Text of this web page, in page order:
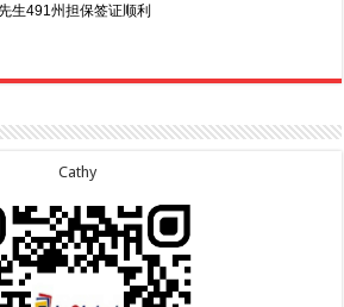
签证顺利下签，三年多
移民签证顺利下签！
母签证顺利下签！
学生签证顺利
生491州担保签证顺利
签证顺利下签！
签证顺利下签！
签证顺利下签！
游签证顺利下签，三年
600旅游签证顺利下签，
Cathy